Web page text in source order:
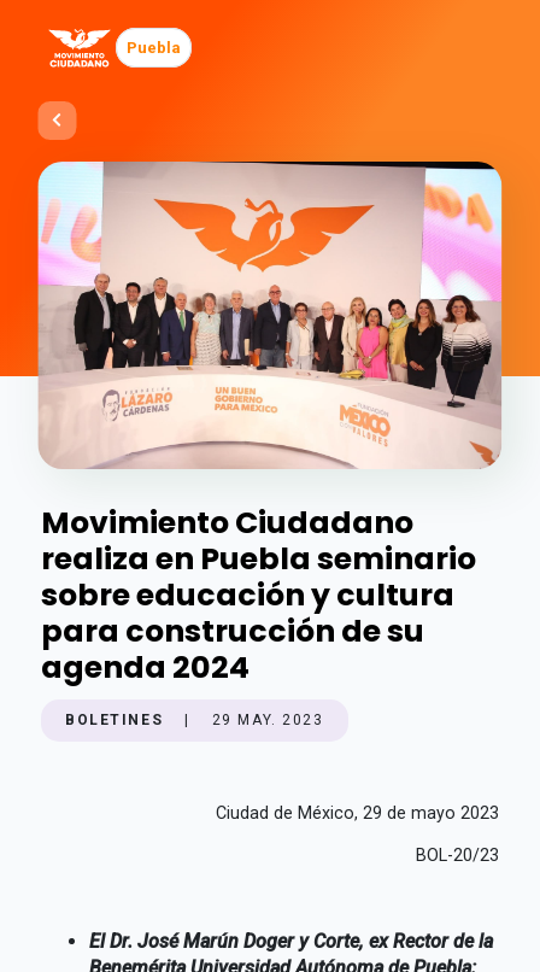
Puebla
Movimiento Ciudadano
realiza en Puebla seminario
sobre educación y cultura
para construcción de su
agenda 2024
BOLETINES 29 MAY. 2023
Ciudad de México, 29 de mayo 2023
BOL-20/23
El Dr. José Marún Doger y Corte, ex Rector de la
Benemérita Universidad Autónoma de Puebla: